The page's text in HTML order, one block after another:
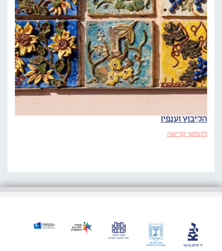
הקיבוץ וענפיו
להמשך קריאה